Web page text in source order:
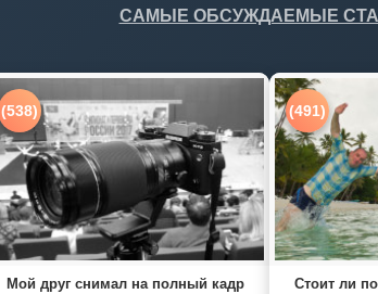
САМЫЕ ОБСУЖДАЕМЫЕ
(538)
Мой друг снимал на полный кадр
(491)
Стоит ли